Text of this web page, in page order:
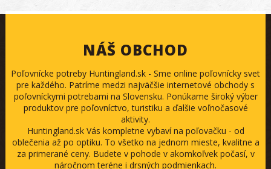
NÁŠ OBCHOD
Poľovnícke potreby Huntingland.sk - Sme online poľovnícky svet
pre každého. Patríme medzi najväčšie internetové obchody s
poľovníckymi potrebami na Slovensku. Ponúkame široký výber
produktov pre poľovníctvo, turistiku a ďalšie voľnočasové
aktivity.
Huntingland.sk Vás kompletne vybaví na poľovačku - od
oblečenia až po optiku. To všetko na jednom mieste, kvalitne a
za primerané ceny. Budete v pohode v akomkoľvek počasí, v
náročnom teréne i drsných podmienkach.